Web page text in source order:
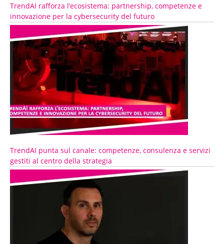
TrendAI rafforza l’ecosistema: partnership, competenze e
innovazione per la cybersecurity del futuro
TrendAI punta sul canale: competenze, consulenza e servizi
gestiti al centro della strategia